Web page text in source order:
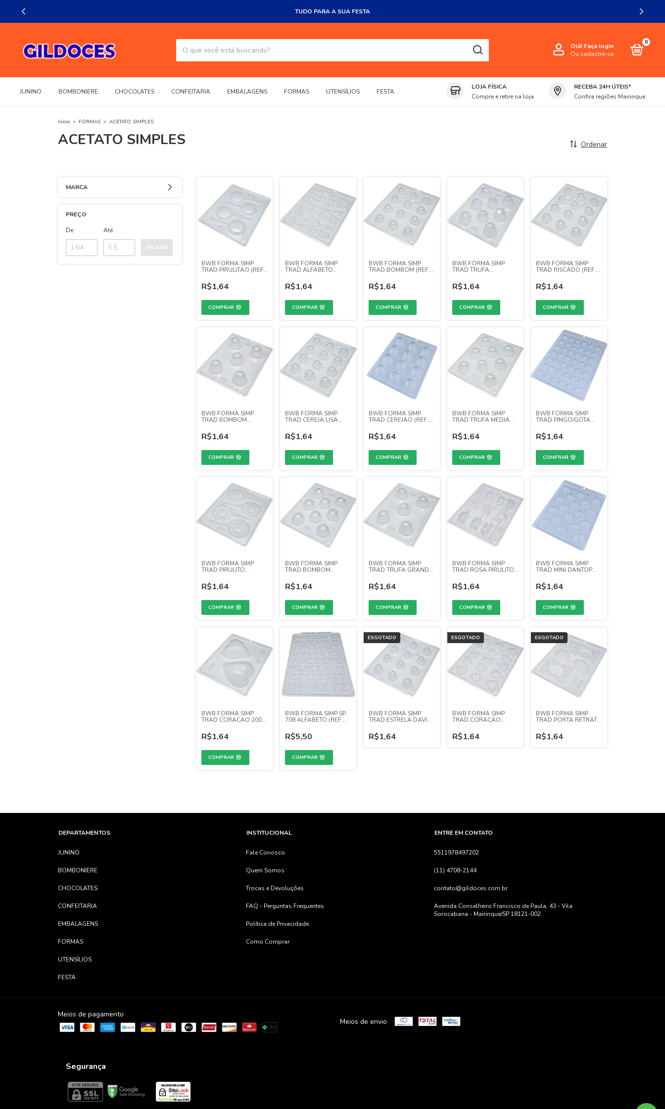
TUDO PARA A SUA FESTA
Olá! Faça login
Ou cadastre-se
0
JUNINO BOMBONIERE CHOCOLATES CONFEITARIA EMBALAGENS FORMAS UTENSÍLIOS FESTA
LOJA FÍSICA
Compre e retire na loja
RECEBA 24H ÚTEIS*
Confira regiões Mairinque
Início > FORMAS > ACETATO SIMPLES
ACETATO SIMPLES Ordenar
MARCA
PREÇO
De
Até
APLICAR
BWB FORMA SIMP
TRAD PIRULITAO (REF.
R$1,64
BWB FORMA SIMP
TRAD ALFABETO
R$1,64
BWB FORMA SIMP
TRAD BOMBOM (REF.
R$1,64
BWB FORMA SIMP
TRAD TRUFA
R$1,64
BWB FORMA SIMP
TRAD RISCADO (REF.
R$1,64
BWB FORMA SIMP
TRAD BOMBOM
R$1,64
BWB FORMA SIMP
TRAD CEREJA LISA
R$1,64
BWB FORMA SIMP
TRAD CEREJAO (REF.
R$1,64
BWB FORMA SIMP
TRAD TRUFA MEDIA
R$1,64
BWB FORMA SIMP
TRAD PINGO/GOTA
R$1,64
BWB FORMA SIMP
TRAD PIRULITO
R$1,64
BWB FORMA SIMP
TRAD BOMBOM
R$1,64
BWB FORMA SIMP
TRAD TRUFA GRANDE
R$1,64
BWB FORMA SIMP
TRAD ROSA PIRULITO
R$1,64
BWB FORMA SIMP
TRAD MINI DANTOP
R$1,64
BWB FORMA SIMP
TRAD CORACAO 200G
R$1,64
BWB FORMA SIMP SP
708 ALFABETO (REF.
R$5,50
ESGOTADO
BWB FORMA SIMP
TRAD ESTRELA DAVI
R$1,64
ESGOTADO
BWB FORMA SIMP
TRAD CORACAO
R$1,64
ESGOTADO
BWB FORMA SIMP
TRAD PORTA RETRATO
R$1,64
DEPARTAMENTOS
JUNINO
BOMBONIERE
CHOCOLATES
CONFEITARIA
EMBALAGENS
FORMAS
UTENSÍLIOS
FESTA
INSTITUCIONAL
Fale Conosco
Quem Somos
Trocas e Devoluções
FAQ - Perguntas Frequentes
Política de Privacidade
Como Comprar
ENTRE EM CONTATO
5511978497202
(11) 4708-2144
contato@gildoces.com.br
Avenida Conselheiro Francisco de Paula, 43 - Vila
Sorocabana - Mairinque/SP 18121-002
Meios de pagamento
Meios de envio
Segurança